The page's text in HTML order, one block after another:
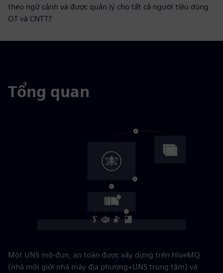
theo ngữ cảnh và được quản lý cho tất cả người tiêu dùng
OT và CNTT?
Tổng quan
Một UNS mô-đun, an toàn được xây dựng trên HiveMQ
(nhà môi giới nhà máy địa phương+UNS trung tâm) và